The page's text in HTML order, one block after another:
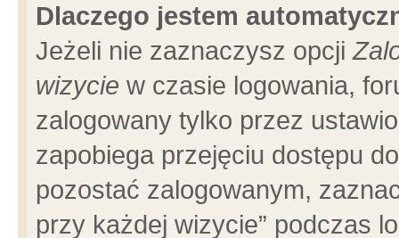
Dlaczego jestem
Jeżeli nie zaznaczysz opcji
wizycie w czasie logowania,
zalogowany tylko przez
zapobiega przejęciu dostępu
pozostać zalogowanym,
przy każdej wizycie” podczas